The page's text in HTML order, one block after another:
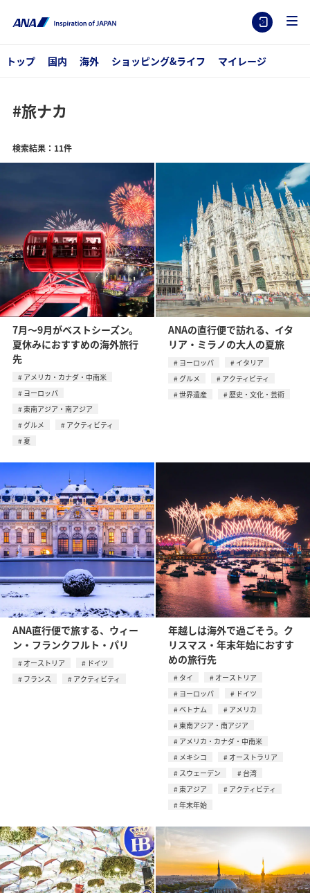
トップ 国内 海外 ショッピング&ライフ マイレージ
#旅ナカ
検索結果：11件
7月〜9月がベストシーズン。
夏休みにおすすめの海外旅行
先
アメリカ・カナダ・中南米
ヨーロッパ
東南アジア・南アジア
グルメ
アクティビティ
夏
ANAの直行便で訪れる、イタ
リア・ミラノの大人の夏旅
ヨーロッパ
イタリア
グルメ
アクティビティ
世界遺産
歴史・文化・芸術
ANA直行便で旅する、ウィー
ン・フランクフルト・パリ
オーストリア
ドイツ
フランス
アクティビティ
年越しは海外で過ごそう。ク
リスマス・年末年始におすす
めの旅行先
タイ
オーストリア
ヨーロッパ
ドイツ
ベトナム
アメリカ
東南アジア・南アジア
アメリカ・カナダ・中南米
メキシコ
オーストラリア
スウェーデン
台湾
東アジア
アクティビティ
年末年始